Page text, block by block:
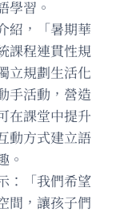
學習。
紹，「暑期華
課程連貫性規
立規劃生活化
手活動，營造
在課堂中提升
動方式建立語
。
：「我們希望
間，讓孩子們